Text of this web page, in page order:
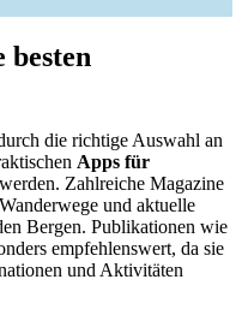
besten
die richtige Auswahl an
Apps für
Zahlreiche Magazine
und aktuelle
Bergen. Publikationen wie
empfehlenswert, da sie
und Aktivitäten